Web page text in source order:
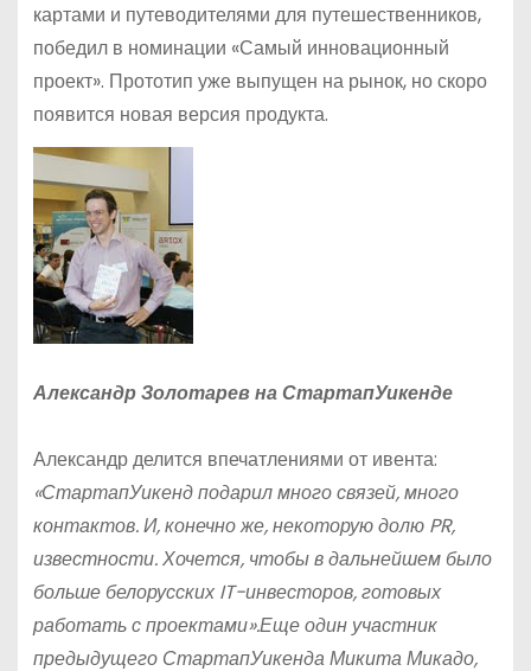
картами и путеводителями для путешественников,
победил в номинации «Самый инновационный
проект». Прототип уже выпущен на рынок, но скоро
появится новая версия продукта.
Александр Золотарев на СтартапУикенде
Александр делится впечатлениями от ивента:
«СтартапУикенд подарил много связей, много
контактов. И, конечно же, некоторую долю PR,
известности. Хочется, чтобы в дальнейшем было
больше белорусских IT-инвесторов, готовых
работать с проектами».Еще один участник
предыдущего СтартапУикенда Микита Микадо,